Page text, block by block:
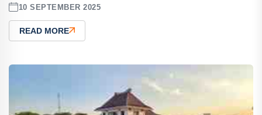
10 SEPTEMBER 2025
READ MORE